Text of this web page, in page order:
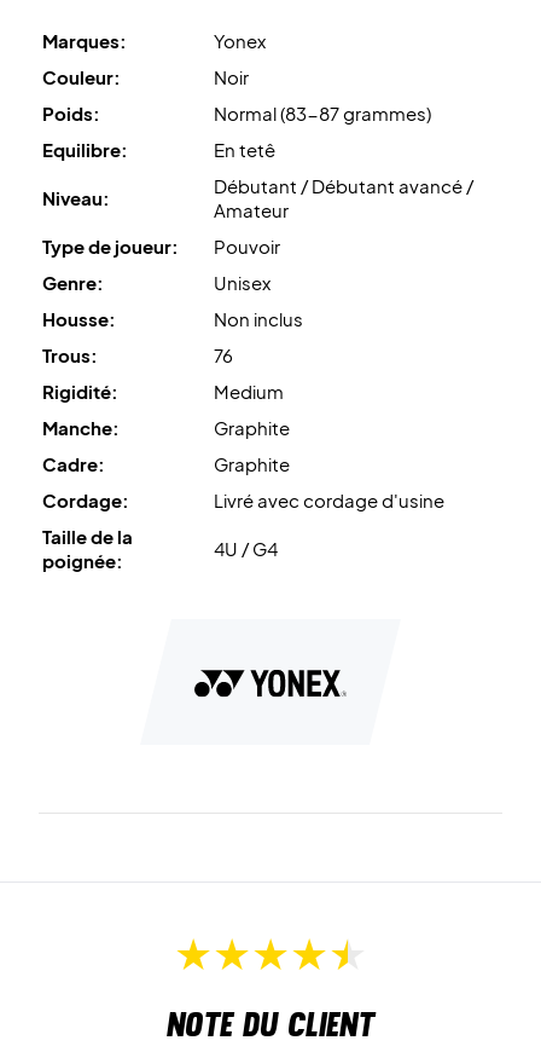
Marques:
Yonex
Couleur:
Noir
Poids:
Normal (83-87 grammes)
Equilibre:
En tetê
Niveau:
Débutant / Débutant avancé /
Amateur
Type de joueur:
Pouvoir
Genre:
Unisex
Housse:
Non inclus
Trous:
76
Rigidité:
Medium
Manche:
Graphite
Cadre:
Graphite
Cordage:
Livré avec cordage d'usine
Taille de la
poignée:
4U / G4
Note du client